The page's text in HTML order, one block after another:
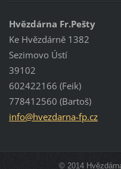
Hvězdárna Fr.Pešty
Ke Hvězdárně 1382
Sezimovo Ústí
39102
602422166 (Feik)
778412560 (Bartoš)
info@hvezdarna-fp.cz
© 2014